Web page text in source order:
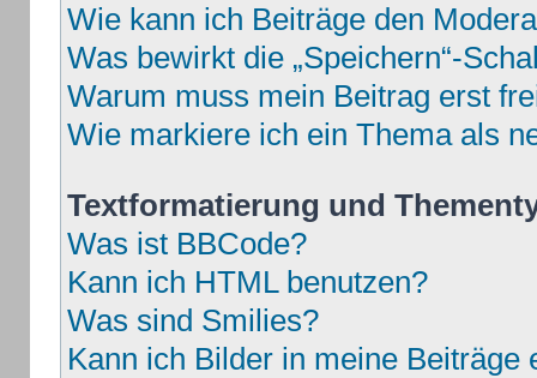
Wie kann ich Beiträge den
Was bewirkt die „Speichern“-
Warum muss mein Beitrag erst
Wie markiere ich ein Thema als
Textformatierung und
Was ist BBCode?
Kann ich HTML benutzen?
Was sind Smilies?
Kann ich Bilder in meine Beiträge